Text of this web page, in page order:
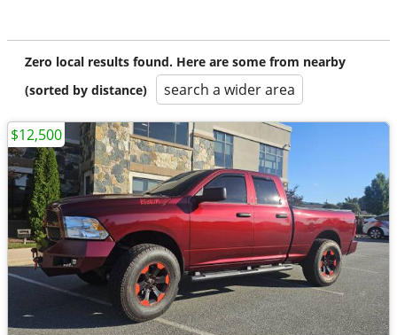
Zero local results found. Here are some from nearby
(sorted by distance)
search a wider area
$12,500